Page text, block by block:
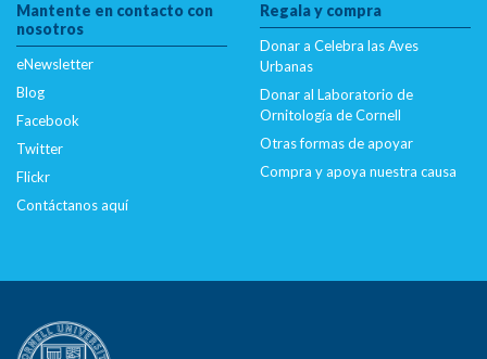
Mantente en contacto con
nosotros
eNewsletter
Blog
Facebook
Twitter
Flickr
Contáctanos aquí
Regala y compra
Donar a Celebra las Aves
Urbanas
Donar al Laboratorio de
Ornitología de Cornell
Otras formas de apoyar
Compra y apoya nuestra causa